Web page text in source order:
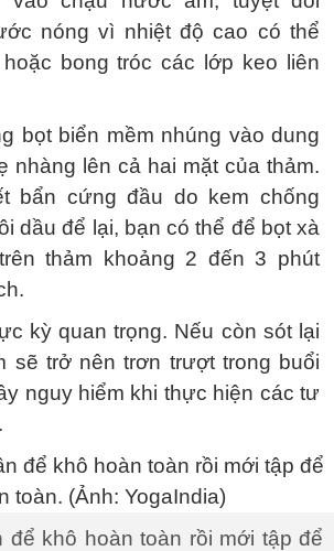
nóng vì nhiệt độ cao có thể
bong tróc các lớp keo liên
bọt biển mềm nhúng vào dung
nhàng lên cả hai mặt của thảm.
bẩn cứng đầu do kem chống
dầu để lại, bạn có thể để bọt xà
thảm khoảng 2 đến 3 phút
kỳ quan trọng. Nếu còn sót lại
sẽ trở nên trơn trượt trong buổi
nguy hiểm khi thực hiện các tư
để khô hoàn toàn rồi mới tập để